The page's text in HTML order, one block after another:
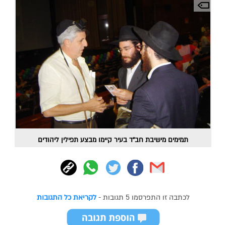
תמימים מישיבת חב"ד בעיר קיימו מבצע תפילין ליהודים
לכתבה זו התפרסמו 5 תגובות - לקריאת כל התגובות